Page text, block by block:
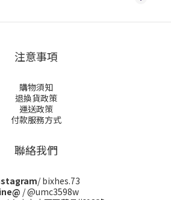
注意事項
購物須知
退換貨政策
運送政策
付款服務方式
聯絡我們
/ bixhes.73
/ @umc3598w